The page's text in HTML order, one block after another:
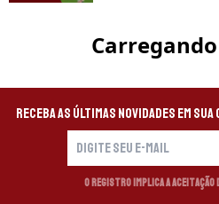
BAYERN DE MUNIQUE
Bayern mantém
alvo e prepara
Kane no ataque